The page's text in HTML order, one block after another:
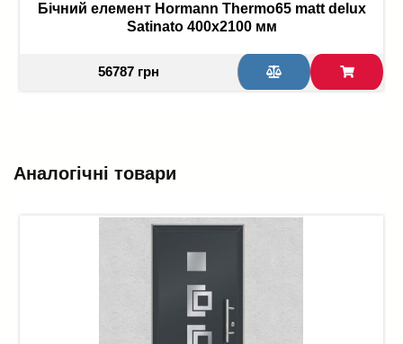
Бічний елемент Hormann Thermo65 matt delux
Satinato 400х2100 мм
56787 грн
Аналогічні товари